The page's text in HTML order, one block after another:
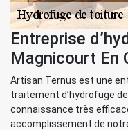
Entreprise
Magnicourt En
Artisan Ternus est une
traitement d’hydrofuge
connaissance très
accomplissement de